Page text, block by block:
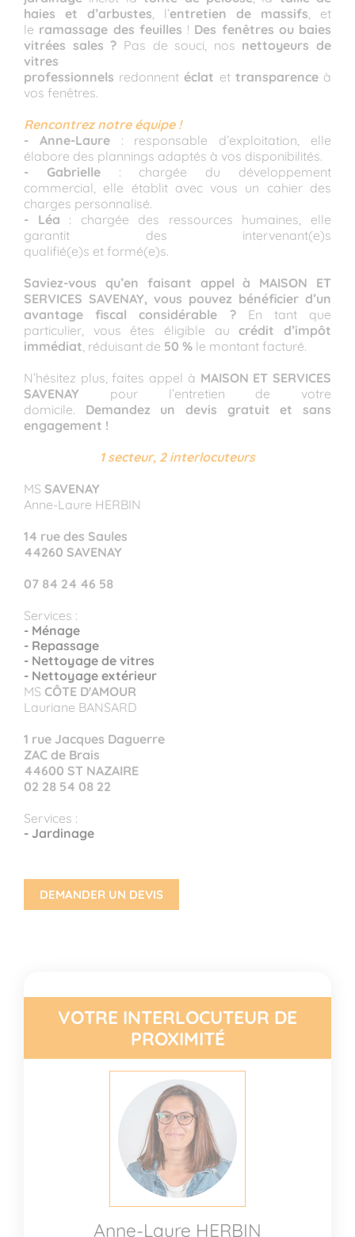
haies et d’arbustes , l’entretien de massifs , et
le ramassage des feuilles ! Des fenêtres ou baies
vitrées sales ? Pas de souci, nos nettoyeurs de
vitres
professionnels redonnentéclat et transparenceà
vos fenêtres.
Rencontrez notre équipe !
- Anne-Laure: responsable d’exploitation, elle
élabore des plannings adaptés à vos disponibilités.
- Gabrielle: chargée du développement
commercial, elle établit avec vous un cahier des
charges personnalisé.
- Léa : chargée des ressources humaines, elle
garantit des intervenant(e)s
qualifié(e)s et formé(e)s.
Saviez-vous qu’en faisant appel à MAISON ET
SERVICES SAVENAY, vous pouvez bénéficier d’un
avantage fiscal considérable ?En tant que
particulier, vous êtes éligible aucrédit d’impôt
immédiat , réduisant de 50 % le montant facturé.
N’hésitez plus, faites appel à MAISON ET SERVICES
SAVENAY pour l’entretien de votre
domicile. Demandez un devis gratuit et sans
engagement !
1 secteur, 2 interlocuteurs
MS SAVENAY
Anne-Laure HERBIN
14 rue des Saules
44260 SAVENAY
07 84 24 46 58
Services :
- Ménage
- Repassage
- Nettoyage de vitres
- Nettoyage extérieur
MS CÔTE D'AMOUR
Lauriane BANSARD
1 rue Jacques Daguerre
ZAC de Brais
44600 ST NAZAIRE
02 28 54 08 22
Services :
- Jardinage
DEMANDER UN DEVIS
VOTRE INTERLOCUTEUR DE
PROXIMITÉ
Anne-Laure HERBIN